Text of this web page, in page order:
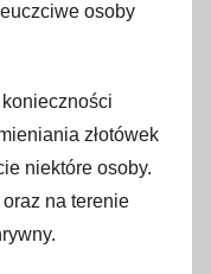
osoby
złotówek
niektóre osoby.
na terenie